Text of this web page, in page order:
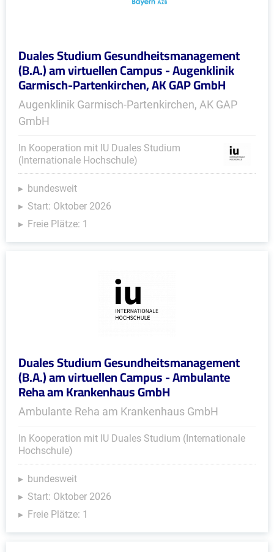
Duales Studium Gesundheitsmanagement
(B.A.) am virtuellen Campus - Augenklinik
Garmisch-Partenkirchen, AK GAP GmbH
Augenklinik Garmisch-Partenkirchen, AK GAP
GmbH
In Kooperation mit IU Duales Studium
(Internationale Hochschule)
bundesweit
Start: Oktober 2026
Freie Plätze: 1
Duales Studium Gesundheitsmanagement
(B.A.) am virtuellen Campus - Ambulante
Reha am Krankenhaus GmbH
Ambulante Reha am Krankenhaus GmbH
In Kooperation mit IU Duales Studium (Internationale
Hochschule)
bundesweit
Start: Oktober 2026
Freie Plätze: 1